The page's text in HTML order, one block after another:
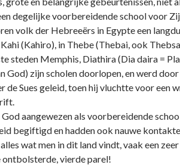
degelijke voorbereidende school voor
volk der Hebreeërs in Egypte een
(Kahiro), in Thebe (Thebai, ook
steden Memphis, Diathira (Dia daira =
God) zijn scholen doorlopen, en werd
Sues geleid, toen hij vluchtte voor een
aangewezen als voorbereidende
begiftigd en hadden ook nauwe
wat men in dit land vindt, vaak een
ontbolsterde, vierde parel!